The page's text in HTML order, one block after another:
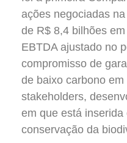
ações negociadas
de R$ 8,4 bilhões
EBTDA ajustado no
compromisso de
de baixo carbono
stakeholders,
em que está
conservação da